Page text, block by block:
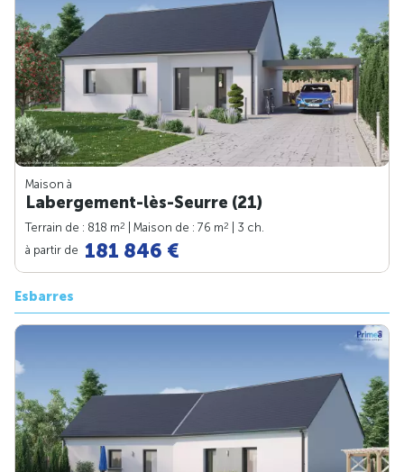
Maison à
Labergement-lès-Seurre (21)
Terrain de : 818 m2 | Maison de : 76 m2
| 3 ch.
à partir de 181 846 €
Esbarres